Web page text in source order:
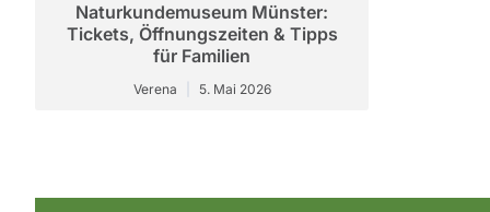
Naturkundemuseum Münster:
Tickets, Öffnungszeiten & Tipps
für Familien
Verena 5. Mai 2026